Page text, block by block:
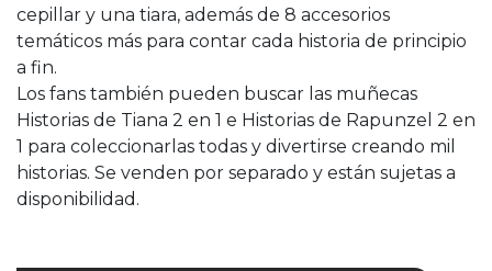
cepillar y una tiara, además de 8 accesorios
temáticos más para contar cada historia de principio
a fin.
Los fans también pueden buscar las muñecas
Historias de Tiana 2 en 1 e Historias de Rapunzel 2 en
1 para coleccionarlas todas y divertirse creando mil
historias. Se venden por separado y están sujetas a
disponibilidad.